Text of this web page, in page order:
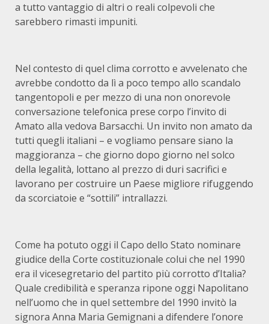
a tutto vantaggio di altri o reali colpevoli che
sarebbero rimasti impuniti.
Nel contesto di quel clima corrotto e avvelenato che
avrebbe condotto da lì a poco tempo allo scandalo
tangentopoli e per mezzo di una non onorevole
conversazione telefonica prese corpo l’invito di
Amato alla vedova Barsacchi. Un invito non amato da
tutti quegli italiani – e vogliamo pensare siano la
maggioranza – che giorno dopo giorno nel solco
della legalità, lottano al prezzo di duri sacrifici e
lavorano per costruire un Paese migliore rifuggendo
da scorciatoie e “sottili” intrallazzi.
Come ha potuto oggi il Capo dello Stato nominare
giudice della Corte costituzionale colui che nel 1990
era il vicesegretario del partito più corrotto d’Italia?
Quale credibilità e speranza ripone oggi Napolitano
nell’uomo che in quel settembre del 1990 invitò la
signora Anna Maria Gemignani a difendere l’onore